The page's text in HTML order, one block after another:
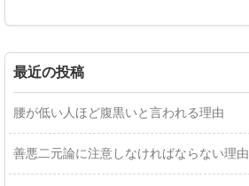
最近の投稿
腰が低い人ほど腹黒いと言われる理由
善悪二元論に注意しなければならない理由